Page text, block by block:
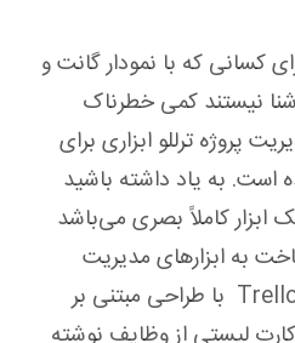
کسانی که با نمودار گانت و
نیستند کمی خطرناک
پروژه ترللو ابزاری برای
است. به‌ یاد داشته باشید
ابزار کاملاً بصری می‌باشد
به ‌ابزارهای مدیریت
پروژه طراحی شده است. Trello با طراحی مبتنی بر
لیستی از وظایف نوشته